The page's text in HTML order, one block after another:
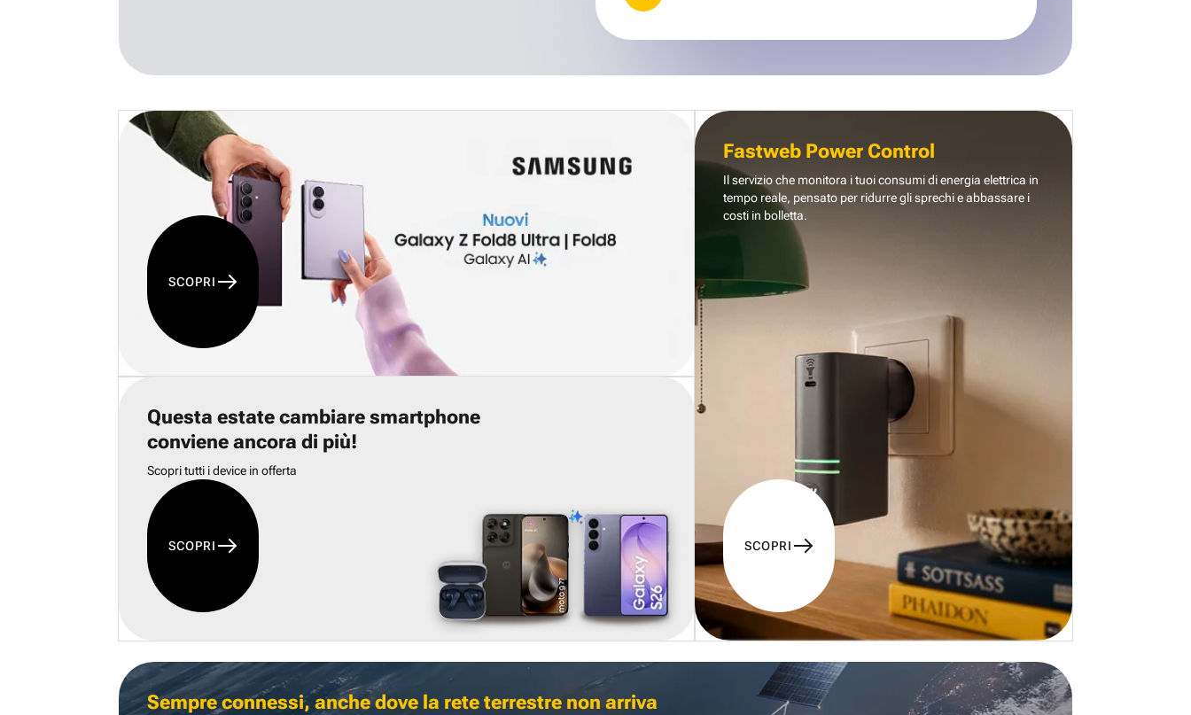
SCOPRI
Questa estate cambiare smartphone
conviene ancora di più!
Scopri tutti i device in offerta
SCOPRI
Fastweb Power Control
Il servizio che monitora i tuoi consumi di energia elettrica in
tempo reale, pensato per ridurre gli sprechi e abbassare i
costi in bolletta.
SCOPRI
Sempre connessi, anche dove la rete terrestre non arriva